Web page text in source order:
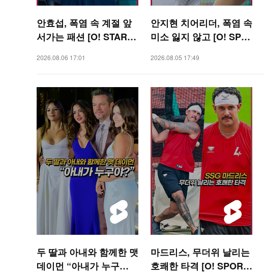
안효섭, 폭염 속 계절 앞
서가는 패션 [O! STAR
2026.08.06 17:01
안지현 치어리더, 폭염 속
미소 잃지 않고 [O! SPO
2026.08.05 17:49
두 딸과 아내와 함께한 맷
데이먼 “아내가 누구
마드리스, 무더위 날리는
호쾌한 타격 [O! SPORT